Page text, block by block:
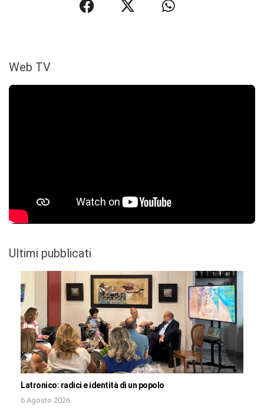
Web TV
Ultimi pubblicati
Latronico: radici e identità di un popolo
6 Agosto 2026